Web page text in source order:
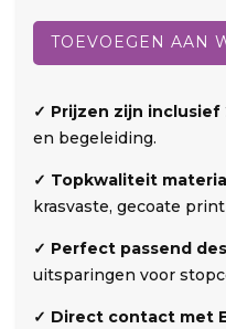
d
r
o
s
e
n
a
n
g
TOEVOEGEN AAN
✓ Prijzen zijn inclusief
en begeleiding.
✓ Topkwaliteit
krasvaste, gecoate
✓ Perfect passend
uitsparingen voor
✓ Direct contact met